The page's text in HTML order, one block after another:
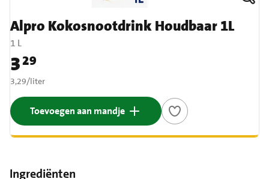
Alpro Kokosnootdrink Houdbaar 1L
1 L
Prijs: € 3,29
329
€ 3,29 per liter
3,29/liter
Toevoegen aan mandje
Ingrediënten